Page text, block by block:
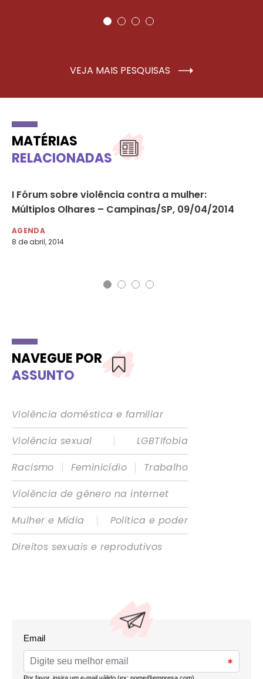
VEJA MAIS PESQUISAS
MATÉRIAS
RELACIONADAS
I Fórum sobre violência contra a mulher:
Múltiplos Olhares – Campinas/SP, 09/04/2014
AGENDA
8 de abril, 2014
NAVEGUE POR
ASSUNTO
Violência doméstica e familiar
Violência sexual
|
LGBTIfobia
Racismo
| Feminicídio |
Trabalho
Violência de gênero na internet
Mulher e Mídia
|
Política e poder
Direitos sexuais e reprodutivos